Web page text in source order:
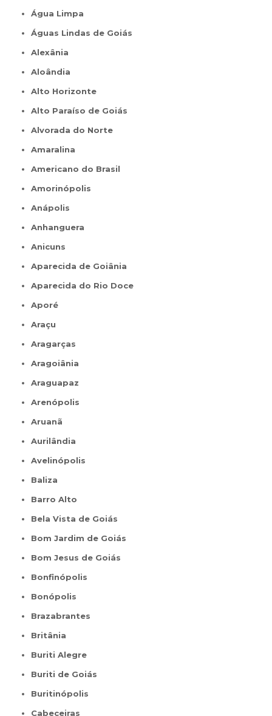
Água Limpa
Águas Lindas de Goiás
Alexânia
Aloândia
Alto Horizonte
Alto Paraíso de Goiás
Alvorada do Norte
Amaralina
Americano do Brasil
Amorinópolis
Anápolis
Anhanguera
Anicuns
Aparecida de Goiânia
Aparecida do Rio Doce
Aporé
Araçu
Aragarças
Aragoiânia
Araguapaz
Arenópolis
Aruanã
Aurilândia
Avelinópolis
Baliza
Barro Alto
Bela Vista de Goiás
Bom Jardim de Goiás
Bom Jesus de Goiás
Bonfinópolis
Bonópolis
Brazabrantes
Britânia
Buriti Alegre
Buriti de Goiás
Buritinópolis
Cabeceiras